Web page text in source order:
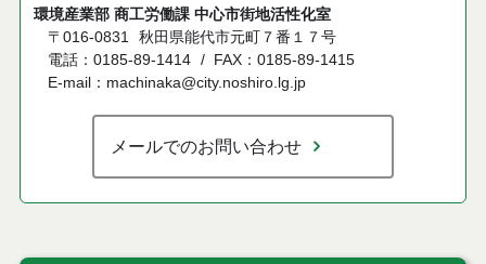
環境産業部 商工労働課 中心市街地活性化室
〒016-0831 秋田県能代市元町７番１７号
電話：0185-89-1414
FAX：0185-89-1415
E-mail：machinaka@city.noshiro.lg.jp
メールでのお問い合わせ